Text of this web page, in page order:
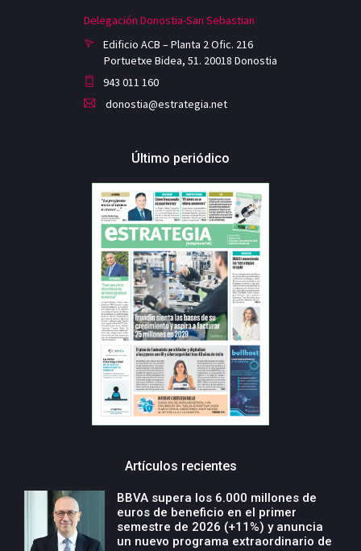
Delegación Donostia-San Sebastian
Edificio ACB – Planta 2 Ofic. 216
Portuetxe Bidea, 51. 20018 Donostia
943 011 160
donostia@estrategia.net
Último periódico
Artículos recientes
BBVA supera los 6.000 millones de
euros de beneficio en el primer
semestre de 2026 (+11%) y anuncia
un nuevo programa extraordinario de